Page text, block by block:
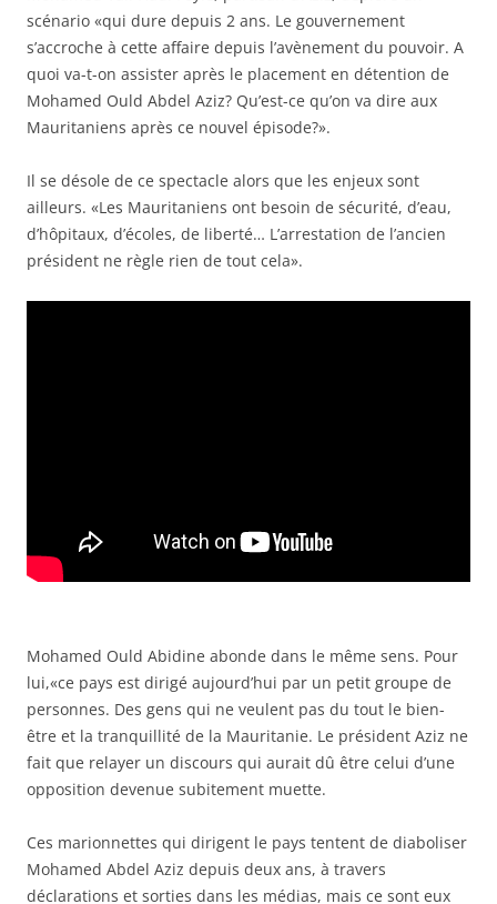
scénario «qui dure depuis 2 ans. Le gouvernement
s’accroche à cette affaire depuis l’avènement du pouvoir. A
quoi va-t-on assister après le placement en détention de
Mohamed Ould Abdel Aziz? Qu’est-ce qu’on va dire aux
Mauritaniens après ce nouvel épisode?».
Il se désole de ce spectacle alors que les enjeux sont
ailleurs. «Les Mauritaniens ont besoin de sécurité, d’eau,
d’hôpitaux, d’écoles, de liberté… L’arrestation de l’ancien
président ne règle rien de tout cela».
Mohamed Ould Abidine abonde dans le même sens. Pour
lui,«ce pays est dirigé aujourd’hui par un petit groupe de
personnes. Des gens qui ne veulent pas du tout le bien-
être et la tranquillité de la Mauritanie. Le président Aziz ne
fait que relayer un discours qui aurait dû être celui d’une
opposition devenue subitement muette.
Ces marionnettes qui dirigent le pays tentent de diaboliser
Mohamed Abdel Aziz depuis deux ans, à travers
déclarations et sorties dans les médias, mais ce sont eux